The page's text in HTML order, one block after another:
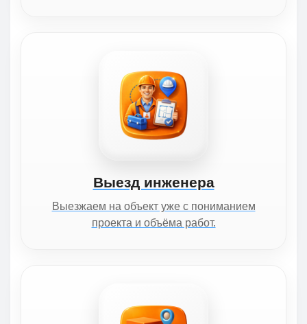
Выезд инженера
Выезжаем на объект уже с пониманием
проекта и объёма работ.